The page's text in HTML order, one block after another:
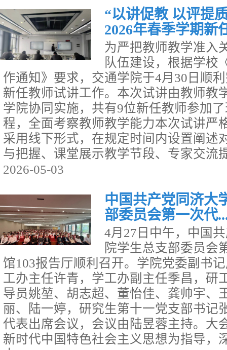
“以讲促教 以评提
2026年春季学期新
为严把教师教学准入
队伍建设，根据学校
作通知》要求，交通学院于4月30日顺
新任教师试讲工作。本次试讲由教师教
学院协同实施，共有9位新任教师参加
程，全面考察教师教学能力本次试讲严
采用线下形式，在规定时间内设置阐述
与把握、课堂展示教学节段、专家交流
2026-05-03
中国共产党同济大
部委员会第一次代
4月27日中午，中国
院学生总支部委员会
馆103报告厅顺利召开。学院党委副书
工办主任许青，学工办副主任季昌，研
导员姚堃、胡志超、董怡佳、龚帅宇、
丽、陆一婷，研究生第十一党支部书记
代表出席会议，会议由陆昱蓉主持。大
新时代中国特色社会主义思想为指导，